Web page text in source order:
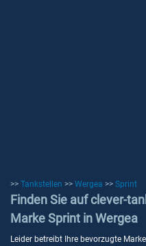
>> Tankstellen >> Wergea >> Sprint
Finden Sie auf clever-
Marke Sprint in Wergea
Leider betreibt Ihre bevorzugte